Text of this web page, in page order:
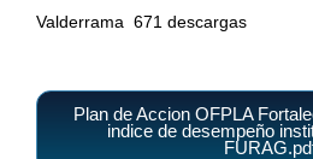
Valderrama 671 descargas
Plan de Accion OFPLA
indice de desempeño